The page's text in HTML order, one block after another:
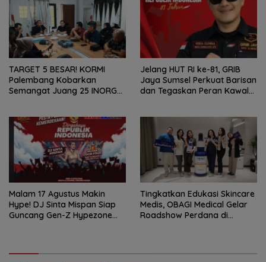
TARGET 5 BESAR! KORMI
Palembang Kobarkan
Semangat Juang 25 INORGA
Jelang HUT RI ke-81, GRIB
Jaya Sumsel Perkuat Barisan
dan Tegaskan Peran Kawal
Malam 17 Agustus Makin
Hype! DJ Sinta Mispan Siap
Guncang Gen-Z Hypezone
Tingkatkan Edukasi Skincare
Medis, OBAGI Medical Gelar
Roadshow Perdana di